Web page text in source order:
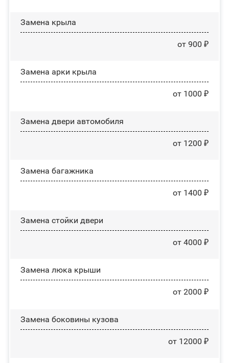
Замена крыла
от 900 ₽
Замена арки крыла
от 1000 ₽
Замена двери автомобиля
от 1200 ₽
Замена багажника
от 1400 ₽
Зaмeнa cтoйĸи двepи
от 4000 ₽
Зaмeнa люĸa ĸpыши
от 2000 ₽
Замена боковины кузова
от 12000 ₽